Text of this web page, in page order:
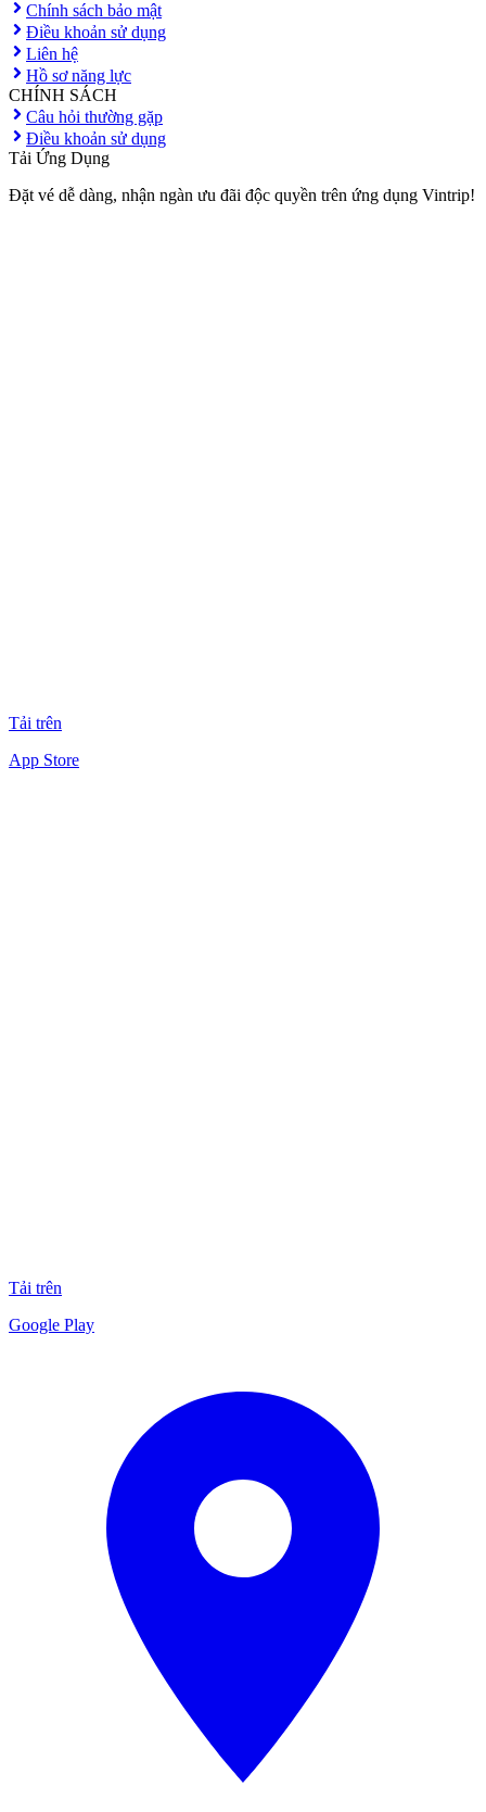
Chính sách bảo mật
Điều khoản sử dụng
Liên hệ
Hồ sơ năng lực
CHÍNH SÁCH
Câu hỏi thường gặp
Điều khoản sử dụng
Tải Ứng Dụng
Đặt vé dễ dàng, nhận ngàn ưu đãi độc quyền trên ứng dụng Vintrip!
Tải trên
App Store
Tải trên
Google Play